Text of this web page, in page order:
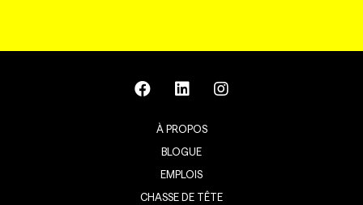
À PROPOS
BLOGUE
EMPLOIS
CHASSE DE TÊTE